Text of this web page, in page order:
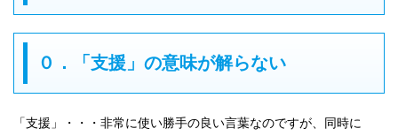
０．「支援」の意味が解らない
「支援」・・・非常に使い勝手の良い言葉なのですが、同時に